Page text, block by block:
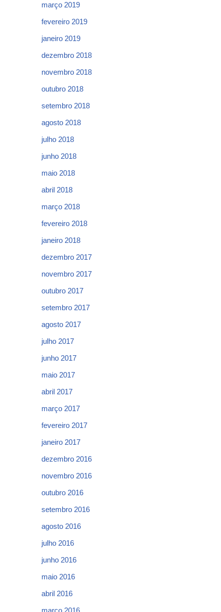
março 2019
fevereiro 2019
janeiro 2019
dezembro 2018
novembro 2018
outubro 2018
setembro 2018
agosto 2018
julho 2018
junho 2018
maio 2018
abril 2018
março 2018
fevereiro 2018
janeiro 2018
dezembro 2017
novembro 2017
outubro 2017
setembro 2017
agosto 2017
julho 2017
junho 2017
maio 2017
abril 2017
março 2017
fevereiro 2017
janeiro 2017
dezembro 2016
novembro 2016
outubro 2016
setembro 2016
agosto 2016
julho 2016
junho 2016
maio 2016
abril 2016
março 2016